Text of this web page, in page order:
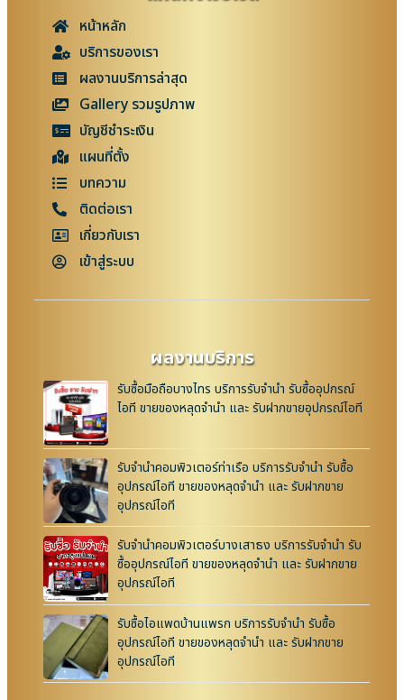
หน้าหลัก
บริการของเรา
ผลงานบริการล่าสุด
Gallery รวมรูปภาพ
บัญชีชำระเงิน
แผนที่ตั้ง
บทความ
ติดต่อเรา
เกี่ยวกับเรา
เข้าสู่ระบบ
ผลงานบริการ
รับซื้อมือถือบางไทร บริการรับจำนำ รับซื้ออุปกรณ์
ไอที ขายของหลุดจำนำ และ รับฝากขายอุปกรณ์ไอที
รับจำนำคอมพิวเตอร์ท่าเรือ บริการรับจำนำ รับซื้อ
อุปกรณ์ไอที ขายของหลุดจำนำ และ รับฝากขาย
อุปกรณ์ไอที
รับจำนำคอมพิวเตอร์บางเสาธง บริการรับจำนำ รับ
ซื้ออุปกรณ์ไอที ขายของหลุดจำนำ และ รับฝากขาย
อุปกรณ์ไอที
รับซื้อไอแพดบ้านแพรก บริการรับจำนำ รับซื้อ
อุปกรณ์ไอที ขายของหลุดจำนำ และ รับฝากขาย
อุปกรณ์ไอที